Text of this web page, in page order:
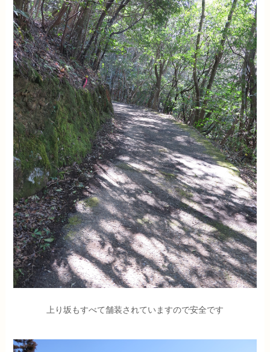
上り坂もすべて舗装されていますので安全です